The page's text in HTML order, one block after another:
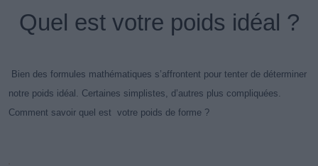
Quel est votre poids idéal ?
Bien des formules mathématiques s’affrontent pour tenter de déterminer
notre poids idéal. Certaines simplistes, d’autres plus compliquées.
Comment savoir quel est votre poids de forme ?